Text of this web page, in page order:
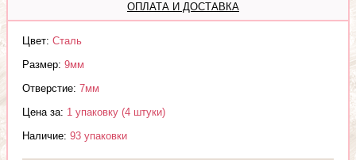
ОПЛАТА И ДОСТАВКА
Цвет: Сталь
Размер: 9мм
Отверстие: 7мм
Цена за: 1 упаковку (4 штуки)
Наличие: 93 упаковки